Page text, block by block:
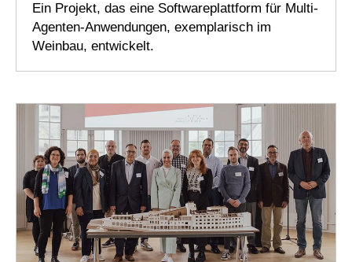
Ein Projekt, das eine Softwareplattform für Multi-
Agenten-Anwendungen, exemplarisch im
Weinbau, entwickelt.